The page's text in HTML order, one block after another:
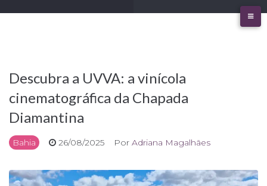
Descubra a UVVA: a vinícola
cinematográfica da Chapada
Diamantina
Bahia 26/08/2025 Por Adriana Magalhães